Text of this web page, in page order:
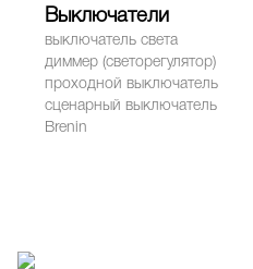
Выключатели
выключатель света
диммер (светорегулятор)
проходной выключатель
сценарный выключатель
Brenin